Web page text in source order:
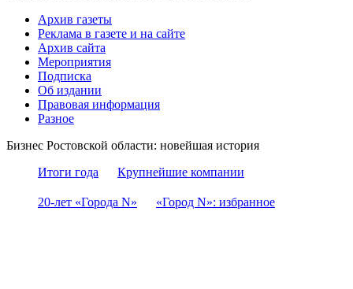
Архив газеты
Реклама в газете и на сайте
Архив сайта
Мероприятия
Подписка
Об издании
Правовая информация
Разное
Бизнес Ростовской области: новейшая история
Итоги года
Крупнейшие компании
20-лет «Города N» «Город N»: избранное